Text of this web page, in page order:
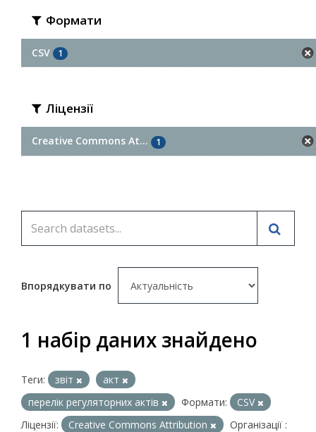
Формати
CSV 1
Ліцензії
Creative Commons At... 1
Впорядкувати по
1 набір даних знайдено
Теги: звіт
акт
перелік регуляторних актів
Формати:
CSV
Ліцензії:
Creative Commons Attribution
Організації :